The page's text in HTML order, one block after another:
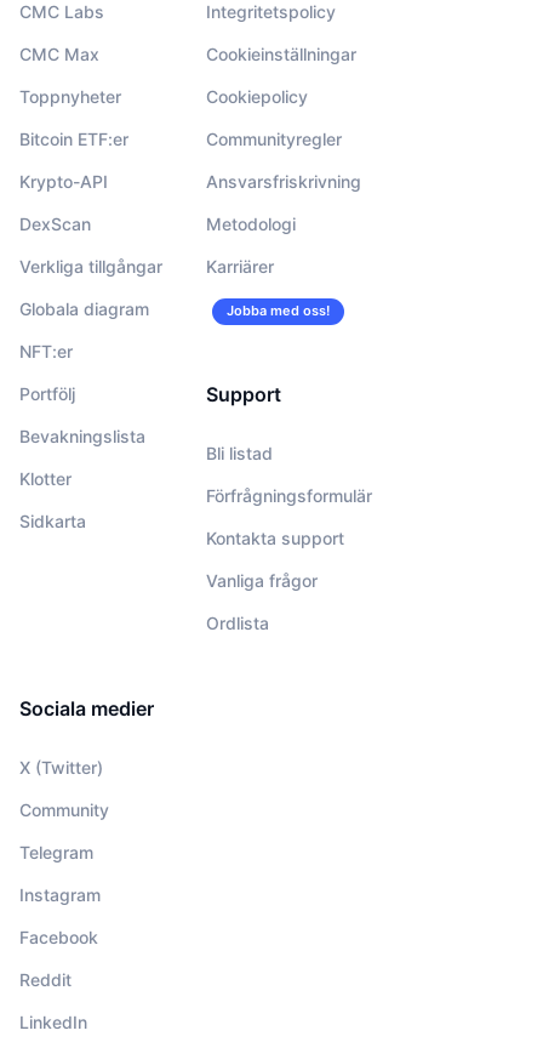
CMC Labs
CMC Max
Toppnyheter
Bitcoin ETF:er
Krypto-API
DexScan
Verkliga tillgångar
Globala diagram
NFT:er
Portfölj
Bevakningslista
Klotter
Sidkarta
Integritetspolicy
Cookieinställningar
Cookiepolicy
Communityregler
Ansvarsfriskrivning
Metodologi
Karriärer
Jobba med oss!
Support
Bli listad
Förfrågningsformulär
Kontakta support
Vanliga frågor
Ordlista
Sociala medier
X (Twitter)
Community
Telegram
Instagram
Facebook
Reddit
LinkedIn